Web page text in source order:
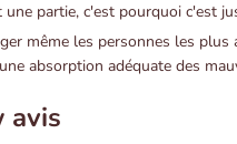
une partie, c'est pourquoi c'est
même les personnes les
absorption adéquate des
avis